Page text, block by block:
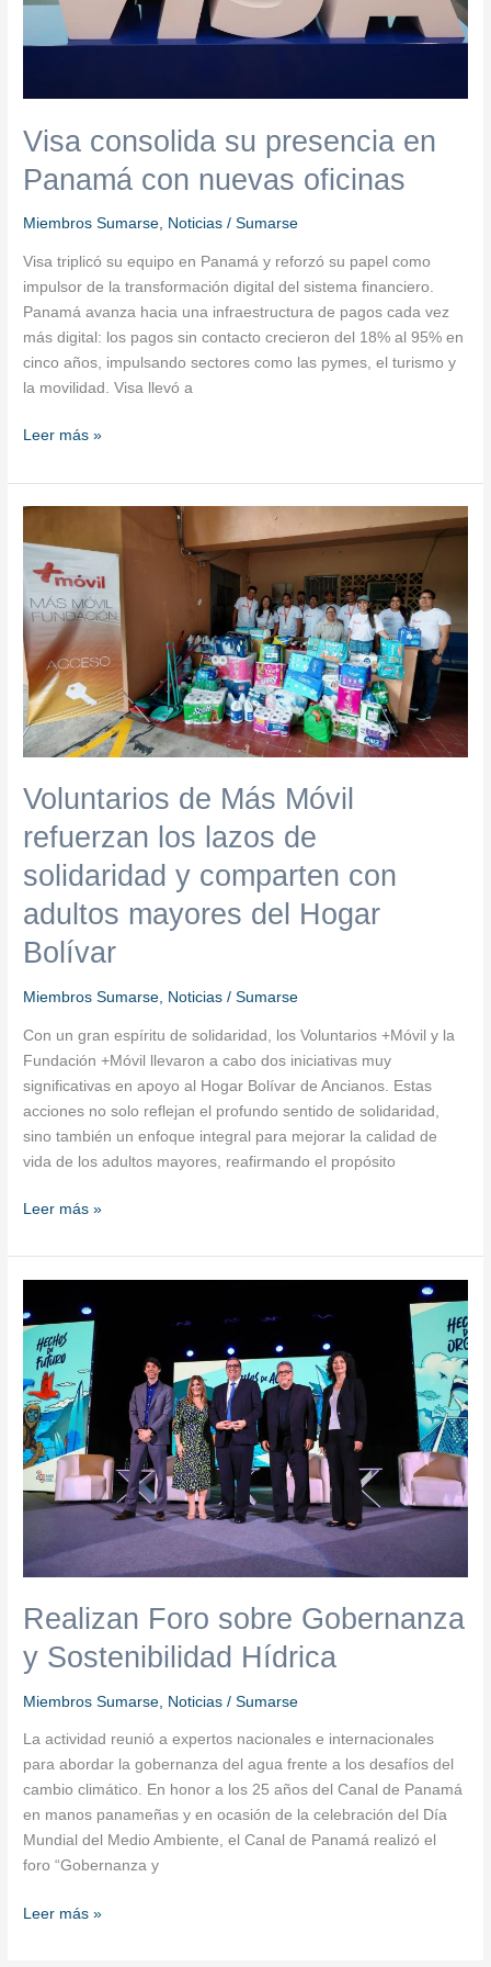
Visa consolida su presencia en
Panamá con nuevas oficinas
Miembros Sumarse, Noticias /Sumarse
Visa triplicó su equipo en Panamá y reforzó su papel como
impulsor de la transformación digital del sistema financiero.
Panamá avanza hacia una infraestructura de pagos cada vez
más digital: los pagos sin contacto crecieron del 18% al 95% en
cinco años, impulsando sectores como las pymes, el turismo y
la movilidad. Visa llevó a
Leer más »
Voluntarios de Más Móvil
refuerzan los lazos de
solidaridad y comparten con
adultos mayores del Hogar
Bolívar
Miembros Sumarse Noticias /Sumarse
Con un gran espíritu de solidaridad, los Voluntarios +Móvil y la
Fundación +Móvil llevaron a cabo dos iniciativas muy
significativas en apoyo al Hogar Bolívar de Ancianos. Estas
acciones no solo reflejan el profundo sentido de solidaridad,
sino también un enfoque integral para mejorar la calidad de
vida de los adultos mayores, reafirmando el propósito
de
Más
Móvil
refuerzan
los
lazos
de
solidaridad
y
con
mayores
del
Bolívar
Leer más »
Realizan Foro sobre Gobernanza
y Sostenibilidad Hídrica
Miembros Sumarse Noticias /Sumarse
La actividad reunió a expertos nacionales e internacionales
para abordar la gobernanza del agua frente a los desafíos del
cambio climático. En honor a los 25 años del Canal de Panamá
en manos panameñas y en ocasión de la celebración del Día
Mundial del Medio Ambiente, el Canal de Panamá realizó el
foro “Gobernanza y
Foro
sobre
Gobernanza
y
Sostenibilidad
Hídrica
Leer más »